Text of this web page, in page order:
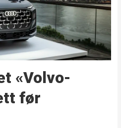
«Volvo-
før